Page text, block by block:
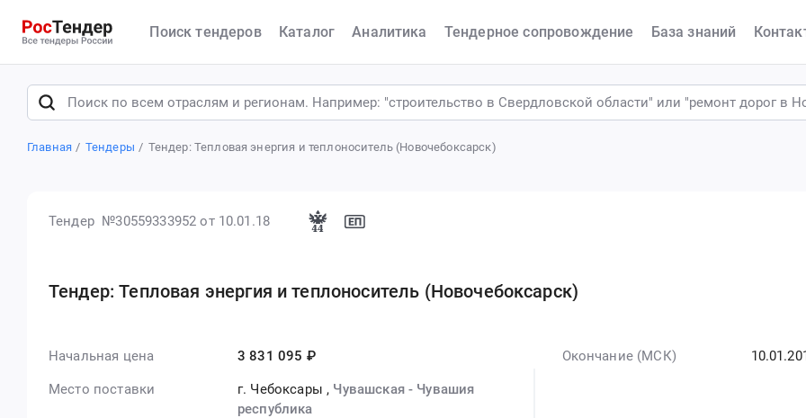
Поиск тендеров Каталог Аналитика Тендерное сопровождение База знаний
Главная Тендеры Тендер: Тепловая энергия и теплоноситель (Новочебоксарск)
Тендер №30559333952 от 10.01.18
Тендер: Тепловая энергия и теплоноситель (Новочебоксарск)
Начальная цена 3 831 095 ₽
Место поставки г. Чебоксары , Чувашская - Чувашия
республика
Окончание (МСК)